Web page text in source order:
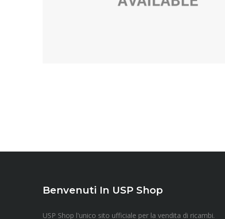
Benvenuti In USP Shop
USP Shop l'unico sito ufficiale per la vendita di ricambi.